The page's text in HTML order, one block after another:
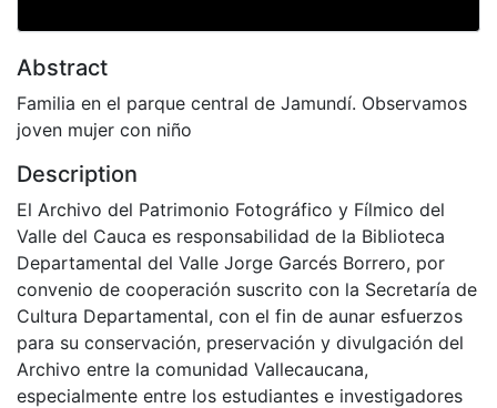
Abstract
Familia en el parque central de Jamundí. Observamos
joven mujer con niño
Description
El Archivo del Patrimonio Fotográfico y Fílmico del
Valle del Cauca es responsabilidad de la Biblioteca
Departamental del Valle Jorge Garcés Borrero, por
convenio de cooperación suscrito con la Secretaría de
Cultura Departamental, con el fin de aunar esfuerzos
para su conservación, preservación y divulgación del
Archivo entre la comunidad Vallecaucana,
especialmente entre los estudiantes e investigadores